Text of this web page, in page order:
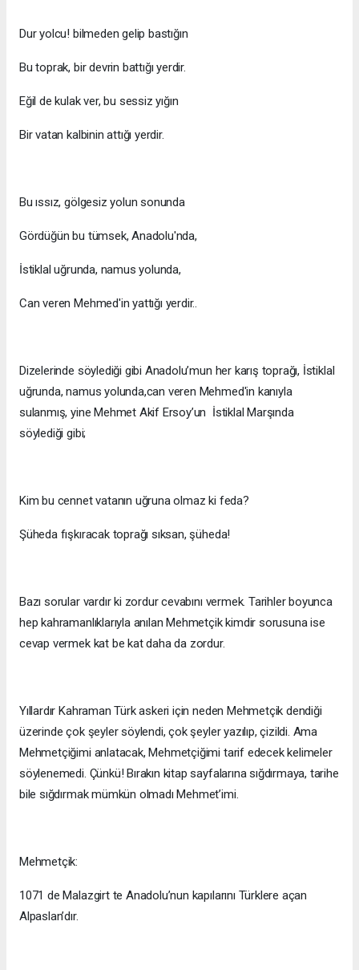
Dur yolcu! bilmeden gelip bastığın
Bu toprak, bir devrin battığı yerdir.
Eğil de kulak ver, bu sessiz yığın
Bir vatan kalbinin attığı yerdir.
Bu ıssız, gölgesiz yolun sonunda
Gördüğün bu tümsek, Anadolu'nda,
İstiklal uğrunda, namus yolunda,
Can veren Mehmed'in yattığı yerdir..
Dizelerinde söylediği gibi Anadolu’mun her karış toprağı, İstiklal
uğrunda, namus yolunda,can veren Mehmed'in kanıyla
sulanmış, yine Mehmet Akif Ersoy’un İstiklal Marşında
söylediği gibi;
Kim bu cennet vatanın uğruna olmaz ki feda?
Şüheda fışkıracak toprağı sıksan, şüheda!
Bazı sorular vardır ki zordur cevabını vermek. Tarihler boyunca
hep kahramanlıklarıyla anılan Mehmetçik kimdir sorusuna ise
cevap vermek kat be kat daha da zordur.
Yıllardır Kahraman Türk askeri için neden Mehmetçik dendiği
üzerinde çok şeyler söylendi, çok şeyler yazılıp, çizildi. Ama
Mehmetçiğimi anlatacak, Mehmetçiğimi tarif edecek kelimeler
söylenemedi. Çünkü! Bırakın kitap sayfalarına sığdırmaya, tarihe
bile sığdırmak mümkün olmadı Mehmet’imi.
Mehmetçik:
1071 de Malazgirt te Anadolu’nun kapılarını Türklere açan
Alpaslan’dır.